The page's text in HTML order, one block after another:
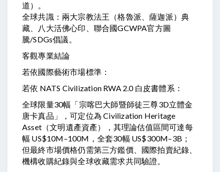
道）。
全球共識：兩大宗教法王（格魯派、薩迦派）典
藏、八大活佛心印、聯合國GCWPA官方圖
騰/SDGs倡議。
客觀專業結論
若依國際藝術市場標準：
若依 NATS Civilization RWA 2.0 白皮書體系：
全球限量30幅「宗喀巴大師暨師徒三尊3D立體金
唐卡真品」，可定位為 Civilization Heritage
Asset（文明遺產資產），其理論估值區間可達每
幅 US$10M–100M，全套30幅 US$300M–3B；
但最終市場價格仍需第三方鑑價、國際拍賣紀錄、
機構收購紀錄與全球收藏需求共同驗證。